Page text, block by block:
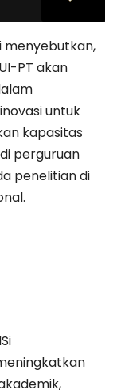
menyebutkan,
PT akan
untuk
kapasitas
perguruan
penelitian di